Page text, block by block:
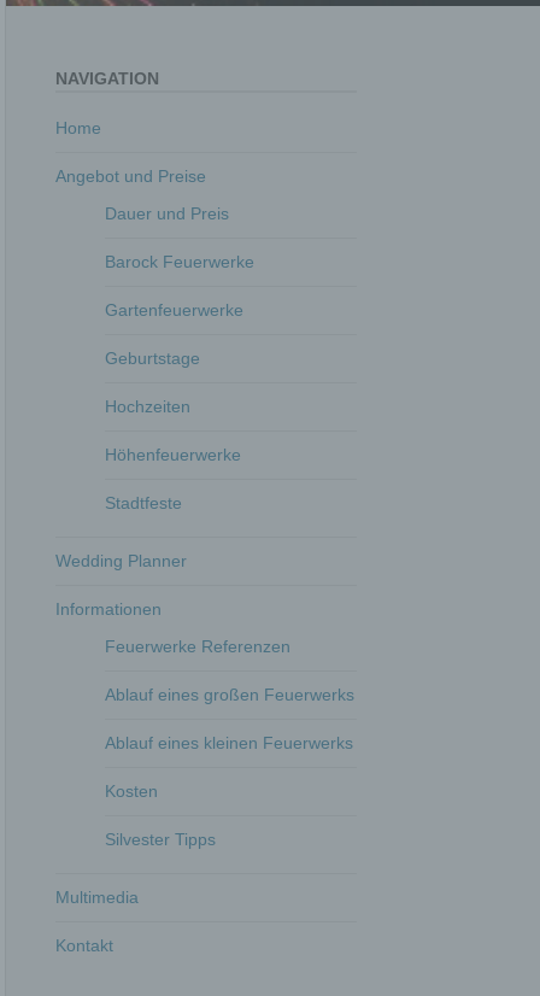
NAVIGATION
Home
Angebot und Preise
Dauer und Preis
Barock Feuerwerke
Gartenfeuerwerke
Geburtstage
Hochzeiten
Höhenfeuerwerke
Stadtfeste
Wedding Planner
Informationen
Feuerwerke Referenzen
Ablauf eines großen Feuerwerks
Ablauf eines kleinen Feuerwerks
Kosten
Silvester Tipps
Multimedia
Kontakt